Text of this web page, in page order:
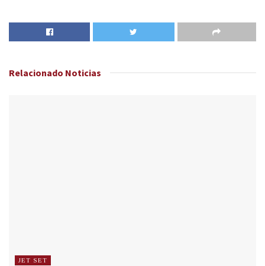
Relacionado Noticias
JET SET